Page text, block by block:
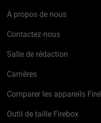
À propos de nous
Contactez-nous
Salle de rédaction
Carrières
Comparer les appareils
Outil de taille Firebox